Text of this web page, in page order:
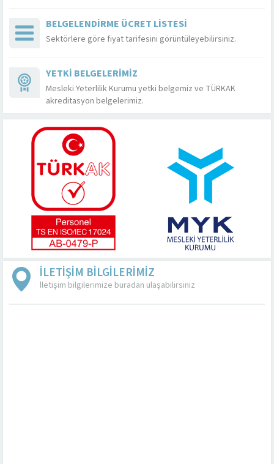
BELGELENDIRME ÜCRET LISTESI
Sektörlere göre fiyat tarifesini görüntüleyebilirsiniz.
YETKI BELGELERIMIZ
Mesleki Yeterlilik Kurumu yetki belgemiz ve TÜRKAK
akreditasyon belgelerimiz.
İLETİŞİM BİLGİLERİMİZ
İletişim bilgilerimize buradan ulaşabilirsiniz